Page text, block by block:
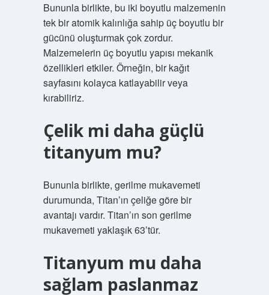
Bununla birlikte, bu iki boyutlu malzemenin
tek bir atomik kalınlığa sahip üç boyutlu bir
gücünü oluşturmak çok zordur.
Malzemelerin üç boyutlu yapısı mekanik
özellikleri etkiler. Örneğin, bir kağıt
sayfasını kolayca katlayabilir veya
kırabiliriz.
Çelik mi daha güçlü
titanyum mu?
Bununla birlikte, gerilme mukavemeti
durumunda, Titan’ın çeliğe göre bir
avantajı vardır. Titan’ın son gerilme
mukavemeti yaklaşık 63’tür.
Titanyum mu daha
sağlam paslanmaz